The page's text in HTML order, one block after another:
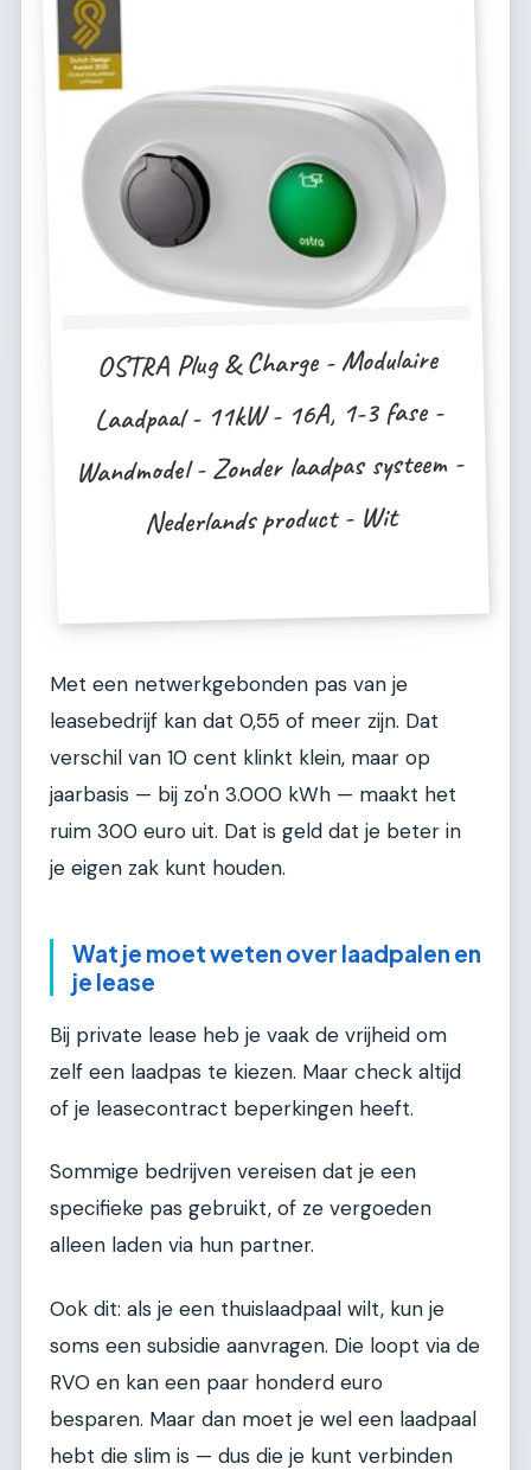
OSTRA Plug & Charge - Modulaire
Laadpaal - 11kW - 16A, 1-3 fase -
Wandmodel - Zonder laadpas systeem -
Nederlands product - Wit
Met een netwerkgebonden pas van je
leasebedrijf kan dat 0,55 of meer zijn. Dat
verschil van 10 cent klinkt klein, maar op
jaarbasis — bij zo'n 3.000 kWh — maakt het
ruim 300 euro uit. Dat is geld dat je beter in
je eigen zak kunt houden.
Wat je moet weten over laadpalen en
je lease
Bij private lease heb je vaak de vrijheid om
zelf een laadpas te kiezen. Maar check altijd
of je leasecontract beperkingen heeft.
Sommige bedrijven vereisen dat je een
specifieke pas gebruikt, of ze vergoeden
alleen laden via hun partner.
Ook dit: als je een thuislaadpaal wilt, kun je
soms een subsidie aanvragen. Die loopt via de
RVO en kan een paar honderd euro
besparen. Maar dan moet je wel een laadpaal
hebt die slim is — dus die je kunt verbinden